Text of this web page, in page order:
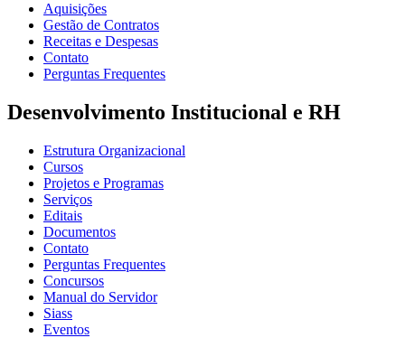
Aquisições
Gestão de Contratos
Receitas e Despesas
Contato
Perguntas Frequentes
Desenvolvimento Institucional e RH
Estrutura Organizacional
Cursos
Projetos e Programas
Serviços
Editais
Documentos
Contato
Perguntas Frequentes
Concursos
Manual do Servidor
Siass
Eventos